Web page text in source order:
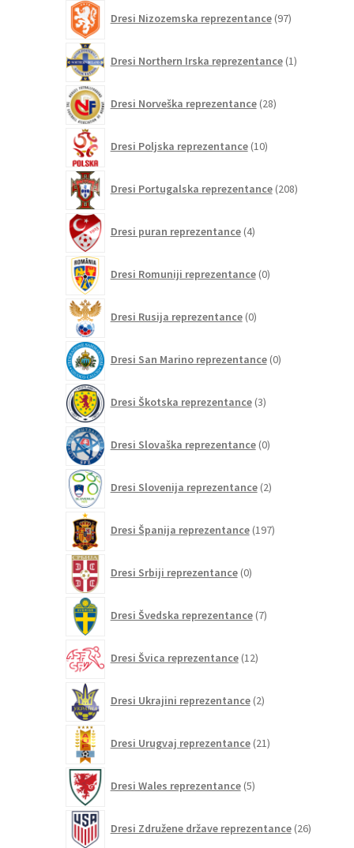
Dresi Nizozemska reprezentance 97izdelkov
Dresi Northern Irska reprezentance 1izdelek
Dresi Norveška reprezentance 28izdelkov
Dresi Poljska reprezentance 10izdelkov
Dresi Portugalska reprezentance 208izdelkov
Dresi puran reprezentance 4izdelki
Dresi Romuniji reprezentance 0izdelkov
Dresi Rusija reprezentance 0izdelkov
Dresi San Marino reprezentance 0izdelkov
Dresi Škotska reprezentance 3izdelki
Dresi Slovaška reprezentance 0izdelkov
Dresi Slovenija reprezentance 2izdelka
Dresi Španija reprezentance 197izdelkov
Dresi Srbiji reprezentance 0izdelkov
Dresi Švedska reprezentance 7izdelkov
Dresi Švica reprezentance 12izdelkov
Dresi Ukrajini reprezentance 2izdelka
Dresi Urugvaj reprezentance 21izdelkov
Dresi Wales reprezentance 5izdelkov
Dresi Združene države reprezentance 26izdelkov